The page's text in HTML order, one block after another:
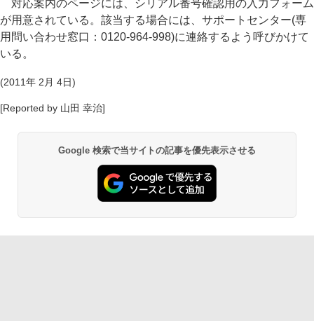
対応案内のページには、シリアル番号確認用の入力フォーム
が用意されている。該当する場合には、サポートセンター(専
用問い合わせ窓口：0120-964-998)に連絡するよう呼びかけて
いる。
(2011年 2月 4日)
[Reported by 山田 幸治]
Google 検索で当サイトの記事を優先表示させる